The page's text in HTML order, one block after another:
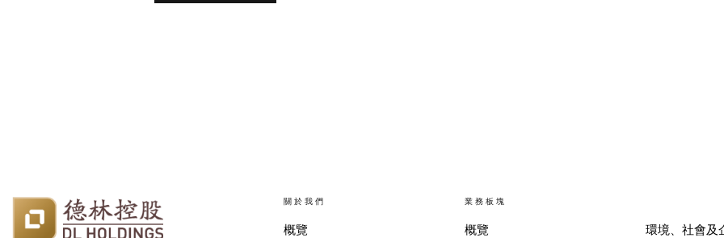
關於我們
概覽
業務板塊
概覽
環境、社會及